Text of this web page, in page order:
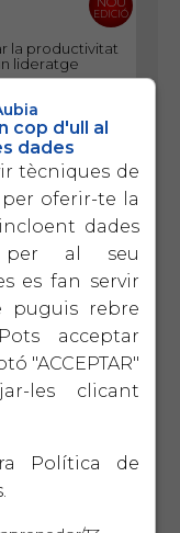
la productivitat
lideratge
EDICIÓ
familiar passa
en base a la
ajudar a
2ª
EDICIÓ
desenvolupar
cop d'ull al
dades
tècniques de
oferir-te la
dades
per al seu
es fan servir
puguis rebre
acceptar
"ACCEPTAR"
les clicant
Política de
.